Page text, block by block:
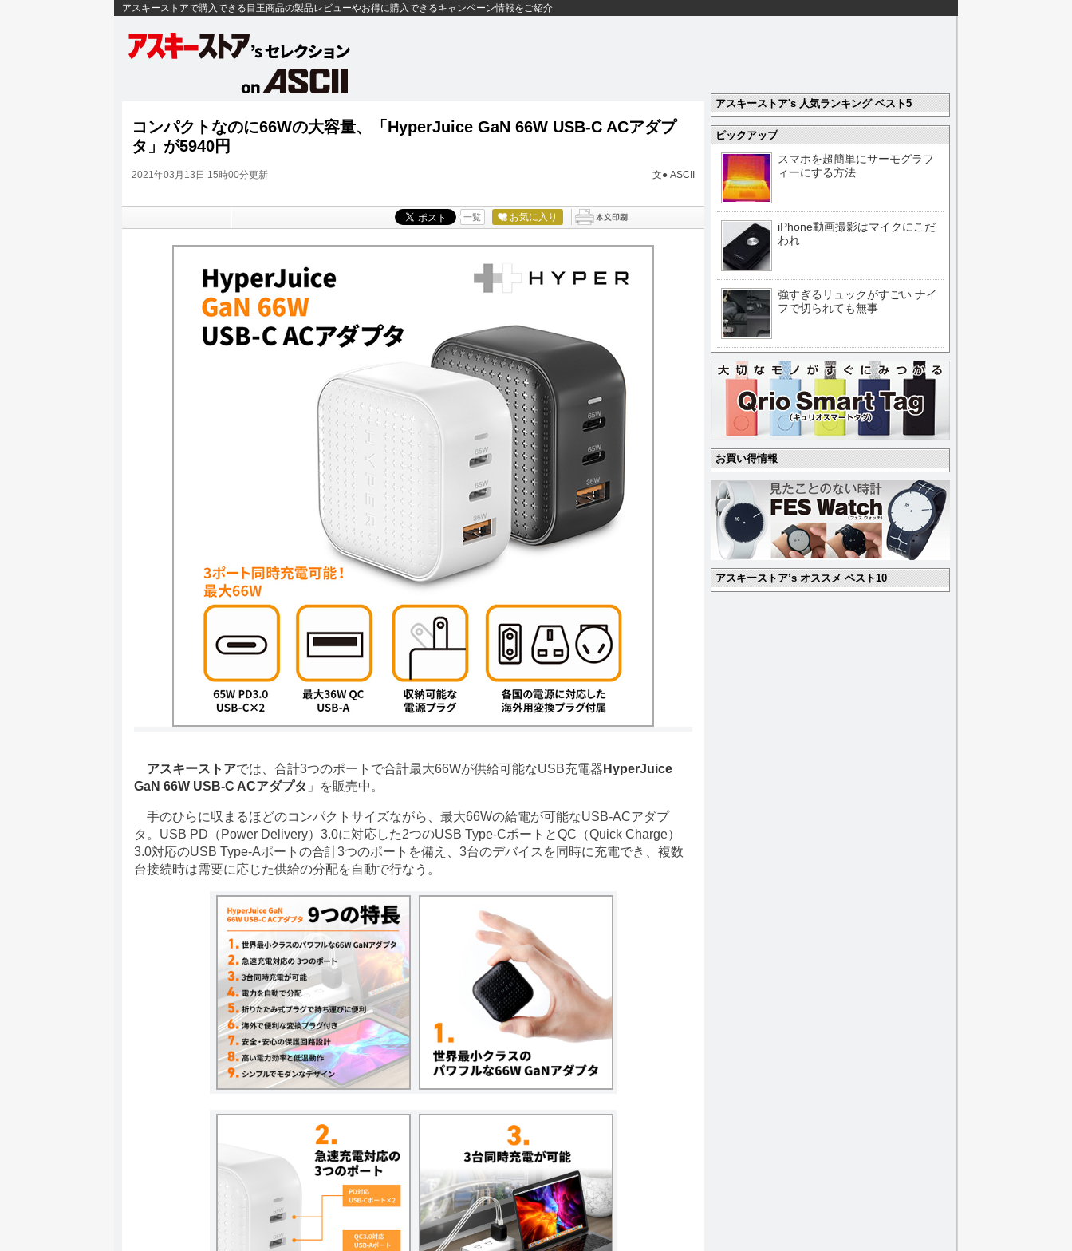
アスキーストアで購入できる目玉商品の製品レビューやお得に購入できるキャンペーン情報をご紹介
コンパクトなのに66Wの大容量、「HyperJuice GaN 66W USB-C ACアダプ
タ」が5940円
2021年03月13日 15時00分更新 文● ASCII
一覧 お気に入り
アスキーストアでは、合計3つのポートで合計最大66Wが供給可能なUSB充電器 HyperJuice
GaN 66W USB-C ACアダプタ 」を販売中。
手のひらに収まるほどのコンパクトサイズながら、最大66Wの給電が可能なUSB-ACアダプ
タ。USB PD（Power Delivery）3.0に対応した2つのUSB Type-CポートとQC（Quick Charge）
3.0対応のUSB Type-Aポートの合計3つのポートを備え、3台のデバイスを同時に充電でき、複数
台接続時は需要に応じた供給の分配を自動で行なう。
アスキーストア's 人気ランキング ベスト5
ピックアップ
スマホを超簡単にサーモグラフ
ィーにする方法
iPhone動画撮影はマイクにこだ
われ
強すぎるリュックがすごい ナイ
フで切られても無事
お買い得情報
アスキーストア’s オススメ ベスト10